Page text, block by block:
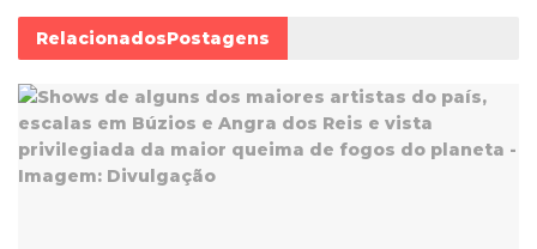
RelacionadosPostagens